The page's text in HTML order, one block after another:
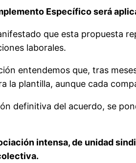
Específico será
que esta propuesta
laborales.
entendemos que, tras
la plantilla, aunque cada
definitiva del acuerdo, se
intensa, de unidad